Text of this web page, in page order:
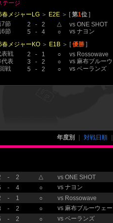
テージ
春メジャーLG＞ E2E＞ [第1位]
7節
2 - 2 △ vs ONE SHOT
6節
5 - 4 ○ vs ナヨン
春メジャーKO＞ E1B＞ [優勝]
表戦
2 - 1 ○ vs Rossowave
代表
3 - 2 ○ vs 麻布ブルー
戦
5 - 2 ○ vs ベーランズ
年度別 ｜ 対戦日順 ｜
- 2 △ vs ONE SHOT
- 4 ○ vs ナヨン
- 1 ○ vs Rossowave
- 2 ○ vs 麻布ブルーウェ
- 2 ○ vs ベーランズ